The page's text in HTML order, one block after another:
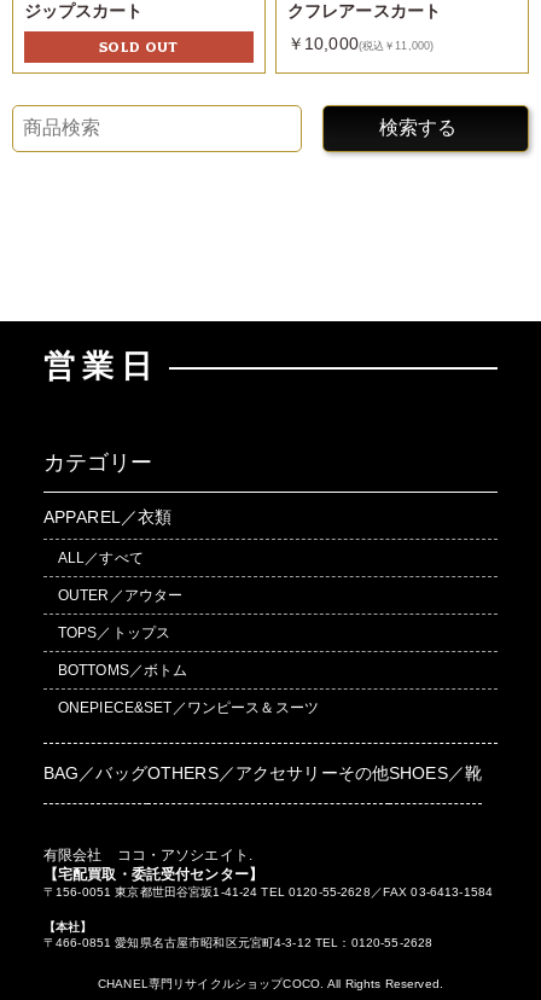
ジップスカート
SOLD OUT
クフレアースカート
￥10,000(税込￥11,000)
検索する
営業日
カテゴリー
APPAREL／衣類
ALL／すべて
OUTER／アウター
TOPS／トップス
BOTTOMS／ボトム
ONEPIECE&SET／ワンピース＆スーツ
BAG／バッグOTHERS／アクセサリーその他SHOES／靴
有限会社 ココ・アソシエイト.
【宅配買取・委託受付センター】
〒156-0051 東京都世田谷宮坂1-41-24 TEL 0120-55-2628／FAX 03-6413-1584
【本社】
〒466-0851 愛知県名古屋市昭和区元宮町4-3-12 TEL：0120-55-2628
CHANEL専門リサイクルショップCOCO. All Rights Reserved.